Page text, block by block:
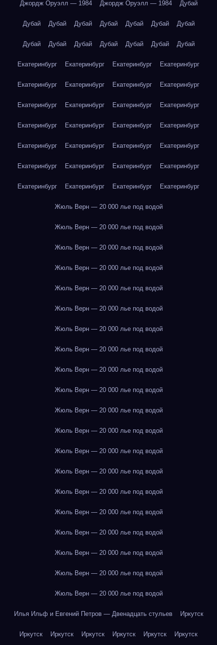
Джордж Оруэлл — 1984 Джордж Оруэлл — 1984 Дубай
Дубай Дубай Дубай Дубай Дубай Дубай Дубай
Дубай Дубай Дубай Дубай Дубай Дубай Дубай
Екатеринбург Екатеринбург Екатеринбург Екатеринбург
Екатеринбург Екатеринбург Екатеринбург Екатеринбург
Екатеринбург Екатеринбург Екатеринбург Екатеринбург
Екатеринбург Екатеринбург Екатеринбург Екатеринбург
Екатеринбург Екатеринбург Екатеринбург Екатеринбург
Екатеринбург Екатеринбург Екатеринбург Екатеринбург
Екатеринбург Екатеринбург Екатеринбург Екатеринбург
Жюль Верн — 20 000 лье под водой
Жюль Верн — 20 000 лье под водой
Жюль Верн — 20 000 лье под водой
Жюль Верн — 20 000 лье под водой
Жюль Верн — 20 000 лье под водой
Жюль Верн — 20 000 лье под водой
Жюль Верн — 20 000 лье под водой
Жюль Верн — 20 000 лье под водой
Жюль Верн — 20 000 лье под водой
Жюль Верн — 20 000 лье под водой
Жюль Верн — 20 000 лье под водой
Жюль Верн — 20 000 лье под водой
Жюль Верн — 20 000 лье под водой
Жюль Верн — 20 000 лье под водой
Жюль Верн — 20 000 лье под водой
Жюль Верн — 20 000 лье под водой
Жюль Верн — 20 000 лье под водой
Жюль Верн — 20 000 лье под водой
Жюль Верн — 20 000 лье под водой
Жюль Верн — 20 000 лье под водой
Илья Ильф и Евгений Петров — Двенадцать стульев Иркутск
Иркутск Иркутск Иркутск Иркутск Иркутск Иркутск